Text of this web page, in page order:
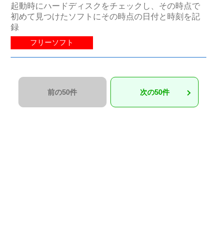
起動時にハードディスクをチェックし、その時点で
初めて見つけたソフトにその時点の日付と時刻を記
録
フリーソフト
前の50件 次の50件